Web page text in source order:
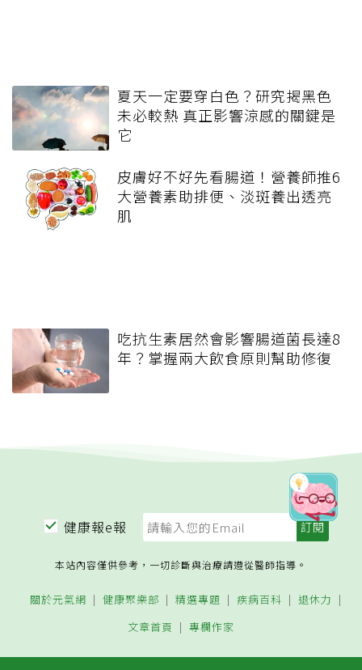
夏天一定要穿白色？研究揭黑色
未必較熱 真正影響涼感的關鍵是
它
皮膚好不好先看腸道！營養師推6
大營養素助排便、淡斑養出透亮
肌
吃抗生素居然會影響腸道菌長達8
年？掌握兩大飲食原則幫助修復
健康報e報
本站內容僅供參考，一切診斷與治療請遵從醫師指導。
關於元氣網 健康聚樂部 精選專題 疾病百科
退休力
文章首頁
專欄作家